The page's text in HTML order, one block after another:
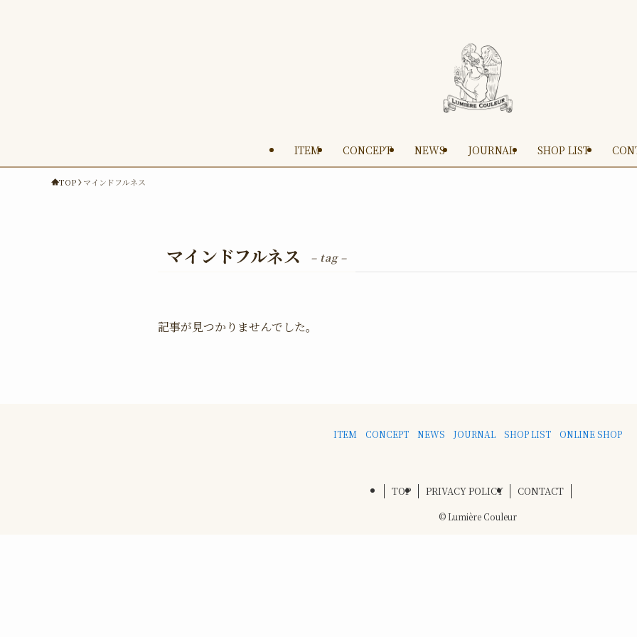
ITEM CONCEPT NEWS JOURNAL SHOP LIST
TOP マインドフルネス
マインドフルネス – tag –
記事が見つかりませんでした。
ITEM CONCEPT NEWS JOURNAL SHOP LIST ONLINE SHOP
TOP PRIVACY POLICY CONTACT
©Lumière Couleur